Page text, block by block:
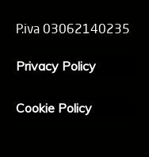
P.iva 03062140235
Privacy Policy
Cookie Policy